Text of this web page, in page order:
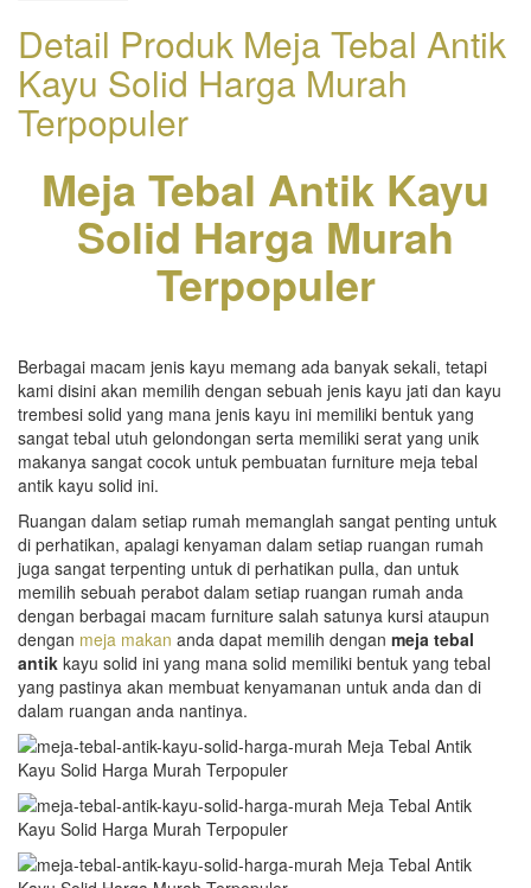
Detail Produk Meja Tebal Antik
Kayu Solid Harga Murah
Terpopuler
Meja Tebal Antik Kayu
Solid Harga Murah
Terpopuler
Berbagai macam jenis kayu memang ada banyak sekali, tetapi
kami disini akan memilih dengan sebuah jenis kayu jati dan kayu
trembesi solid yang mana jenis kayu ini memiliki bentuk yang
sangat tebal utuh gelondongan serta memiliki serat yang unik
makanya sangat cocok untuk pembuatan furniture meja tebal
antik kayu solid ini.
Ruangan dalam setiap rumah memanglah sangat penting untuk
di perhatikan, apalagi kenyaman dalam setiap ruangan rumah
juga sangat terpenting untuk di perhatikan pulla, dan untuk
memilih sebuah perabot dalam setiap ruangan rumah anda
dengan berbagai macam furniture salah satunya kursi ataupun
dengan meja makan anda dapat memilih dengan meja tebal
antik kayu solid ini yang mana solid memiliki bentuk yang tebal
yang pastinya akan membuat kenyamanan untuk anda dan di
dalam ruangan anda nantinya.